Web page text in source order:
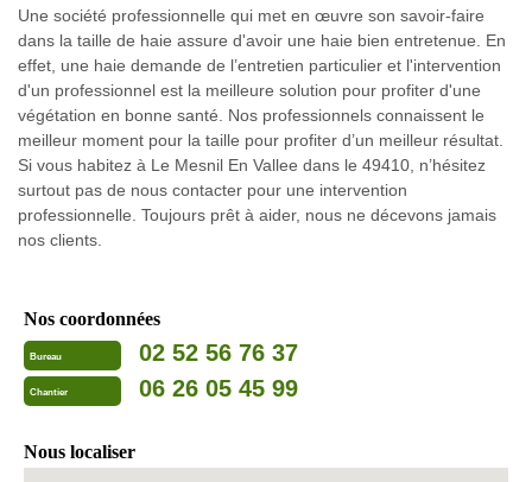
Une société professionnelle qui met en œuvre son savoir-faire
dans la taille de haie assure d'avoir une haie bien entretenue. En
effet, une haie demande de l’entretien particulier et l'intervention
d'un professionnel est la meilleure solution pour profiter d'une
végétation en bonne santé. Nos professionnels connaissent le
meilleur moment pour la taille pour profiter d’un meilleur résultat.
Si vous habitez à Le Mesnil En Vallee dans le 49410, n’hésitez
surtout pas de nous contacter pour une intervention
professionnelle. Toujours prêt à aider, nous ne décevons jamais
nos clients.
Nos coordonnées
Bureau 02 52 56 76 37
Chantier 06 26 05 45 99
Nous localiser